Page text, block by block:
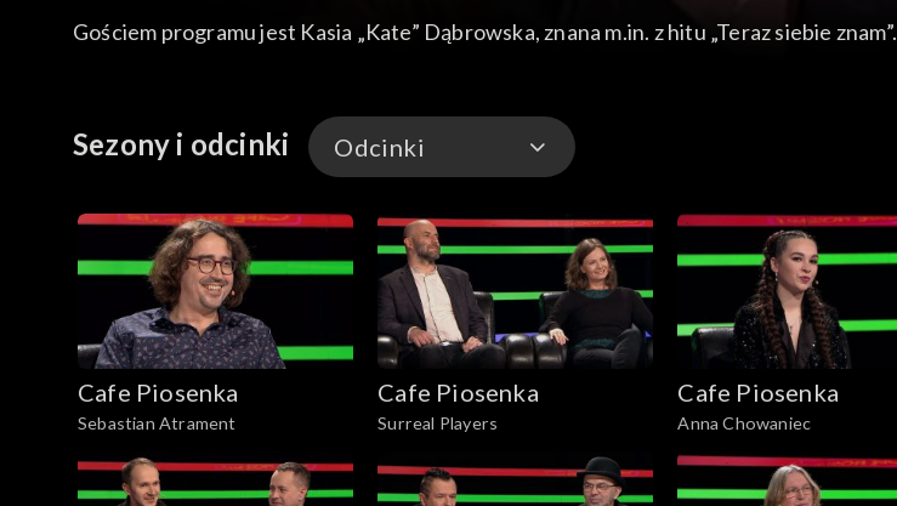
Gościem programu jest Kasia „Kate” Dąbrowska, znana m.in. z hitu „Teraz siebie znam”.
Sezony i odcinki Odcinki
Odcinki
Cafe Piosenka
Sebastian Atrament
Cafe Piosenka
Surreal Players
Cafe Piosenka
Anna Chowaniec